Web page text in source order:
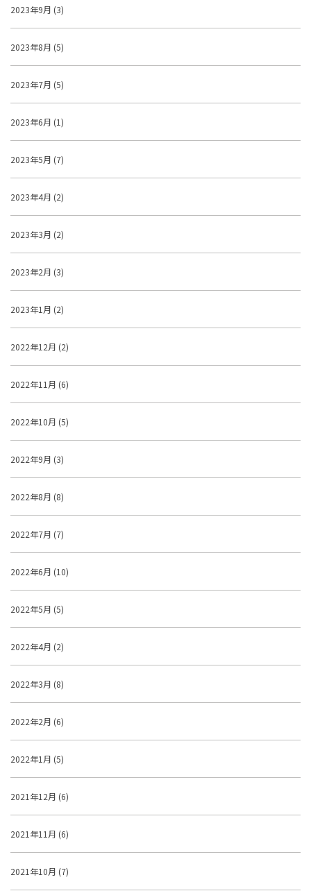
2023年9月 (3)
2023年8月 (5)
2023年7月 (5)
2023年6月 (1)
2023年5月 (7)
2023年4月 (2)
2023年3月 (2)
2023年2月 (3)
2023年1月 (2)
2022年12月 (2)
2022年11月 (6)
2022年10月 (5)
2022年9月 (3)
2022年8月 (8)
2022年7月 (7)
2022年6月 (10)
2022年5月 (5)
2022年4月 (2)
2022年3月 (8)
2022年2月 (6)
2022年1月 (5)
2021年12月 (6)
2021年11月 (6)
2021年10月 (7)